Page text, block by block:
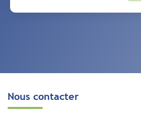
Nous contacter